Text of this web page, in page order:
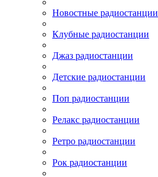
Новостные радиостанции
Клубные радиостанции
Джаз радиостанции
Детские радиостанции
Поп радиостанции
Релакс радиостанции
Ретро радиостанции
Рок радиостанции